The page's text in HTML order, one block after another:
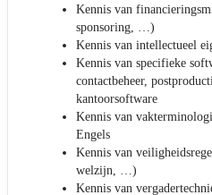
Kennis van
sponsoring, …)
Kennis van intellectueel
Kennis van specifieke
contactbeheer,
kantoorsoftware
Kennis van
Engels
Kennis van
welzijn, …)
Kennis van